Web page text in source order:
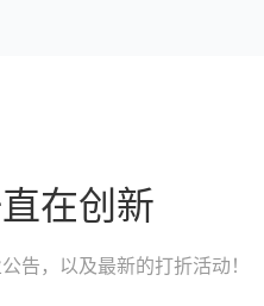
在创新
告，以及最新的打折活动！